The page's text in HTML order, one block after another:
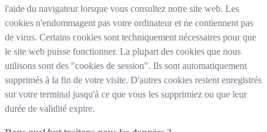
l'aide du navigateur lorsque vous consultez notre site web. Les
cookies n'endommagent pas votre ordinateur et ne contiennent pas
de virus. Certains cookies sont techniquement nécessaires pour que
le site web puisse fonctionner. La plupart des cookies que nous
utilisons sont des "cookies de session". Ils sont automatiquement
supprimés à la fin de votre visite. D'autres cookies restent enregistrés
sur votre terminal jusqu'à ce que vous les supprimiez ou que leur
durée de validité expire.